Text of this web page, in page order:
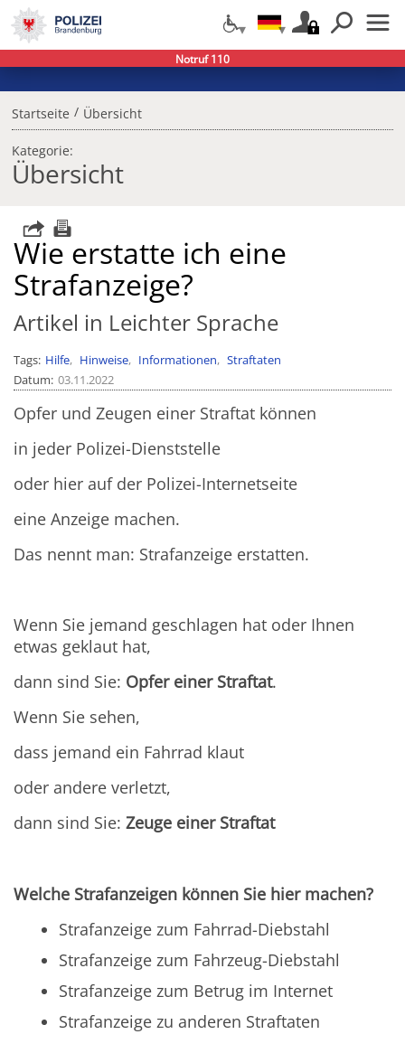
Startseite / Übersicht
Kategorie:
Übersicht
Wie erstatte ich eine
Strafanzeige?
Artikel in Leichter Sprache
Tags Hilfe Hinweise Informationen
Straftaten
Datum 03.11.2022
Opfer und Zeugen einer Straftat können
in jeder Polizei-Dienststelle
oder hier auf der Polizei-Internetseite
eine Anzeige machen.
Das nennt man: Strafanzeige erstatten.
Wenn Sie jemand geschlagen hat oder Ihnen
etwas geklaut hat,
dann sind Sie: Opfer einer Straftat.
Wenn Sie sehen,
dass jemand ein Fahrrad klaut
oder andere verletzt,
dann sind Sie:Zeuge einer Straftat
Welche Strafanzeigen können Sie hier machen?
Strafanzeige zum Fahrrad-Diebstahl
Strafanzeige zum Fahrzeug-Diebstahl
Strafanzeige zum Betrug im Internet
Strafanzeige zu anderen Straftaten
Notruf 110